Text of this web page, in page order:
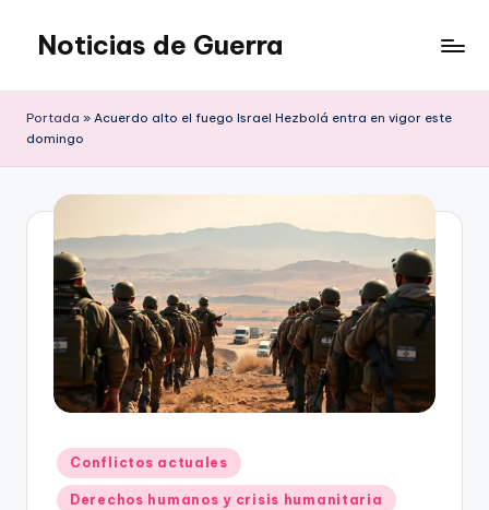
Saltar
contenido
Noticias de Guerra
Portada » Acuerdo alto el fuego Israel Hezbolá entra en vigor este
domingo
Publicado
en
Conflictos actuales
Derechos humanos y crisis humanitaria